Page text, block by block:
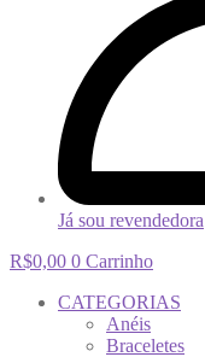
Já sou revendedora
R$0,00 0 Carrinho
CATEGORIAS
Anéis
Braceletes